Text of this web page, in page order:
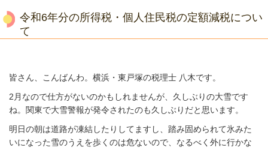
令和6年分の所得税・個人住民税の定額減税につい
て
皆さん、こんばんわ。横浜・東戸塚の税理士 八木です。
2月なので仕方がないのかもしれませんが、久しぶりの大雪です
ね。関東で大雪警報が発令されたのも久しぶりだと思います。
明日の朝は道路が凍結したりしてますし、踏み固められて氷みた
いになった雪のうえを歩くのは危ないので、なるべく外に行かな